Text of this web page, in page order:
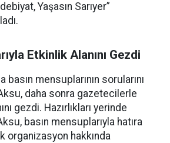
Yaşasın Sarıyer”
Etkinlik Alanını Gezdi
basın mensuplarının sorularını
daha sonra gazetecilerle
gezdi. Hazırlıkları yerinde
basın mensuplarıyla hatıra
organizasyon hakkında